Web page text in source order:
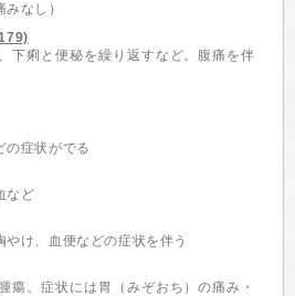
なし）
下痢と便秘を繰り返すなど。腹痛を伴
の症状がでる
など
け、血便などの症状を伴う
瘍。症状には胃（みぞおち）の痛み・